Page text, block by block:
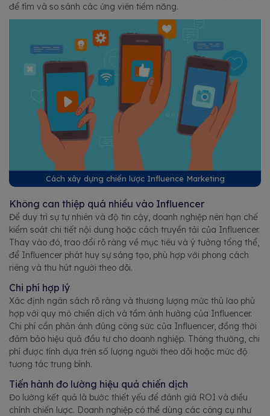
để tìm và so sánh các ứng viên tiềm năng.
Cách xây dựng chiến lược Influence Marketing
Không can thiệp quá nhiều vào Influencer
Để duy trì sự tự nhiên và độ tin cậy, doanh nghiệp nên hạn chế
kiểm soát chi tiết nội dung hoặc cách truyền tải của Influencer.
Thay vào đó, trao đổi rõ ràng về mục tiêu và ý tưởng tổng thể,
để Influencer phát huy sự sáng tạo, phù hợp với phong cách
riêng và thu hút người theo dõi.
Chi phí hợp lý
Xác định ngân sách rõ ràng và thương lượng mức thù lao phù
hợp với quy mô chiến dịch và tầm ảnh hưởng của Influencer.
Chi phí cần phản ánh đúng công sức của Influencer, đồng thời
đảm bảo hiệu quả đầu tư cho doanh nghiệp. Thông thường, chi
phí được tính dựa trên số lượng người theo dõi hoặc mức độ
tương tác trung bình.
Tiến hành đo lường hiệu quả chiến dịch
Đo lường kết quả là bước thiết yếu để đánh giá ROI và điều
chỉnh chiến lược. Doanh nghiệp có thể dùng các công cụ như